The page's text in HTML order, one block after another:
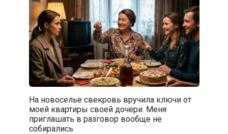
На новоселье свекровь вручила ключи от
моей квартиры своей дочери. Меня
приглашать в разговор вообще не
собирались